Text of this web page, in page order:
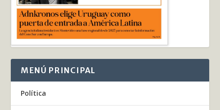
MENÚ PRINCIPAL
Política